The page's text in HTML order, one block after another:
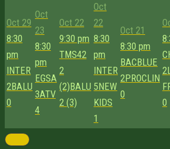
Oct 29
8:30
pm
INTER
2BALU
0
Oct
23
8:30
pm
EGSA
3ATV
4
Oct 22
9:30 pm
TMS42
2
(2)BALU
2 (3)
Oct
22
8:30
pm
INTER
5NEW
KIDS
1
Oct 21
8:30 pm
BACBLUE
2PROCLIN
0
2
0